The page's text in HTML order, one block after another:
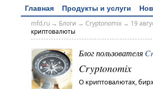
Главная Продукты и услуги
mfd.ru→ Блоги → Cryptonomix→ 19
криптовалюты
Блог пользователя
Cryptonomix
О криптовалютах,